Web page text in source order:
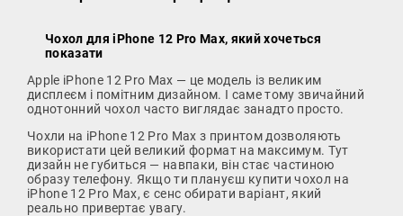
Чохол для iPhone 12 Pro Max, який хочеться
показати
Apple iPhone 12 Pro Max — це модель із великим
дисплеєм і помітним дизайном. І саме тому звичайний
однотонний чохол часто виглядає занадто просто.
Чохли на iPhone 12 Pro Max з принтом дозволяють
використати цей великий формат на максимум. Тут
дизайн не губиться — навпаки, він стає частиною
образу телефону. Якщо ти плануєш купити чохол на
iPhone 12 Pro Max, є сенс обирати варіант, який
реально привертає увагу.